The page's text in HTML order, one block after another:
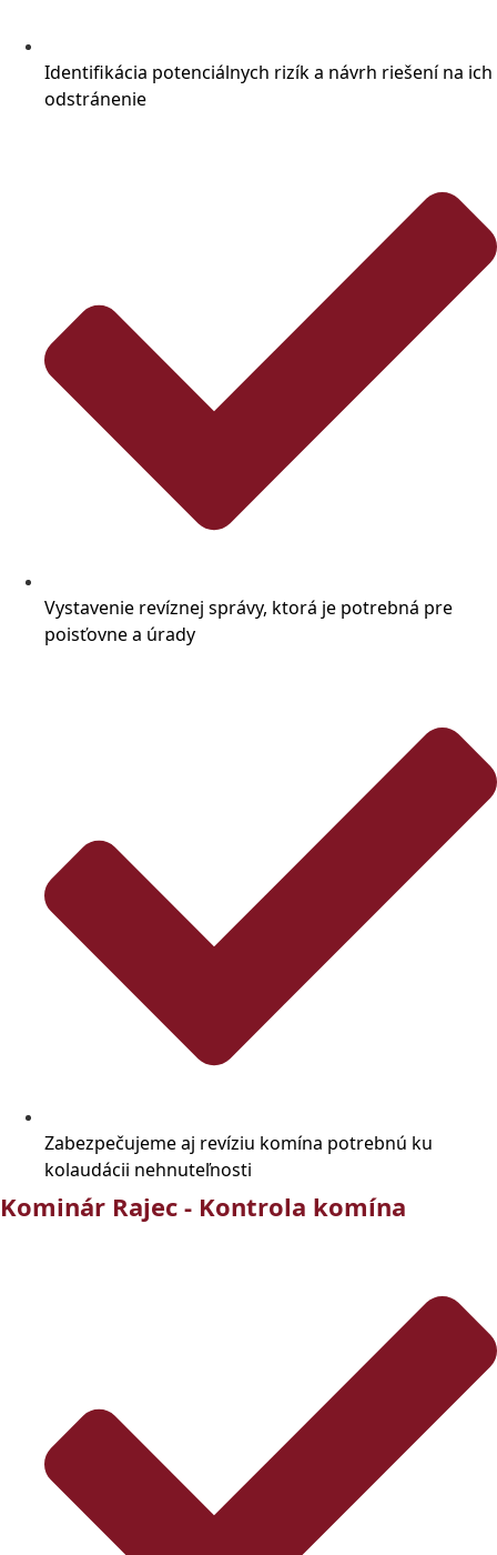
Identifikácia potenciálnych rizík a návrh riešení na ich
odstránenie
Vystavenie revíznej správy, ktorá je potrebná pre
poisťovne a úrady
Zabezpečujeme aj revíziu komína potrebnú ku
kolaudácii nehnuteľnosti
Kominár Rajec - Kontrola komína